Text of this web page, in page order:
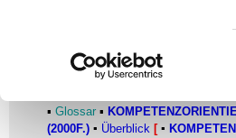
▪ Glossar ▪
(2000F.) ▪ Überblick [ ▪